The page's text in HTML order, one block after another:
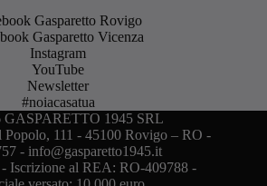
Gasparetto Rovigo
Gasparetto Vicenza
Instagram
YouTube
Newsletter
#noiacasatua
GASPARETTO 1945 SRL
Popolo, 111 - 45100 Rovigo – RO -
- info@gasparetto1945.it
Iscrizione al REA: RO-409788 -